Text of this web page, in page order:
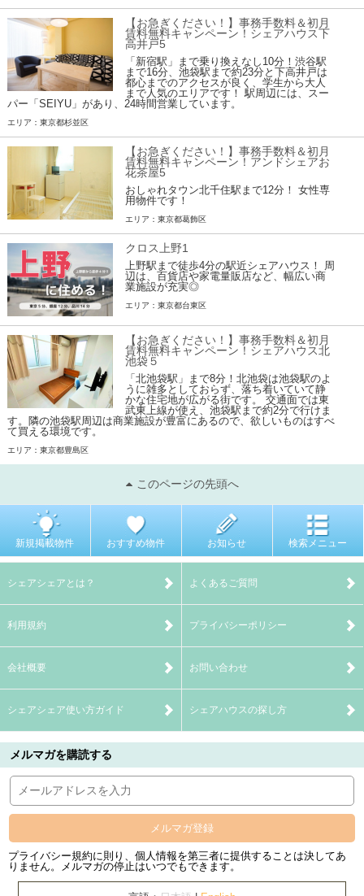
【お急ぎください！】事務手数料＆初月
賃料無料キャンペーン！シェアハウス下
高井戸5
「新宿駅」まで乗り換えなし10分！渋谷駅
まで16分、池袋駅まで約23分と下高井戸は
都心までのアクセスが良く、学生から大人
まで人気のエリアです！ 駅周辺には、スー
パー「SEIYU」があり、24時間営業しています。
エリア：東京都杉並区
【お急ぎください！】事務手数料＆初月
賃料無料キャンペーン！アンドシェアお
花茶屋5
おしゃれタウン北千住駅まで12分！ 女性専
用物件です！
エリア：東京都葛飾区
クロス上野1
上野駅まで徒歩4分の駅近シェアハウス！ 周
辺は、百貨店や家電量販店など、幅広い商
業施設が充実◎
エリア：東京都台東区
【お急ぎください！】事務手数料＆初月
賃料無料キャンペーン！シェアハウス北
池袋５
「北池袋駅」まで8分！北池袋は池袋駅のよ
うに雑多としておらず、落ち着いていて静
かな住宅地が広がる街です。 交通面では東
武東上線が使え、池袋駅まで約2分で行けま
す。隣の池袋駅周辺は商業施設が豊富にあるので、欲しいものはすべ
て買える環境です。
エリア：東京都豊島区
このページの先頭へ
新規掲載物件 おすすめ物件 お知らせ 検索メニュー
シェアシェアとは？ よくあるご質問
利用規約 プライバシーポリシー
会社概要 お問い合わせ
シェアシェア使い方ガイド シェアハウスの探し方
メルマガを購読する
メルマガ登録
プライバシー規約に則り、個人情報を第三者に提供することは決してあ
りません。メルマガの停止はいつでもできます。